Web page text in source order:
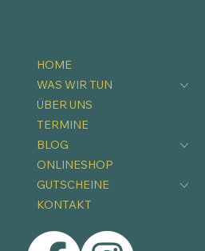
HOME
WAS WIR TUN
ÜBER UNS
TERMINE
BLOG
ONLINESHOP
GUTSCHEINE
KONTAKT